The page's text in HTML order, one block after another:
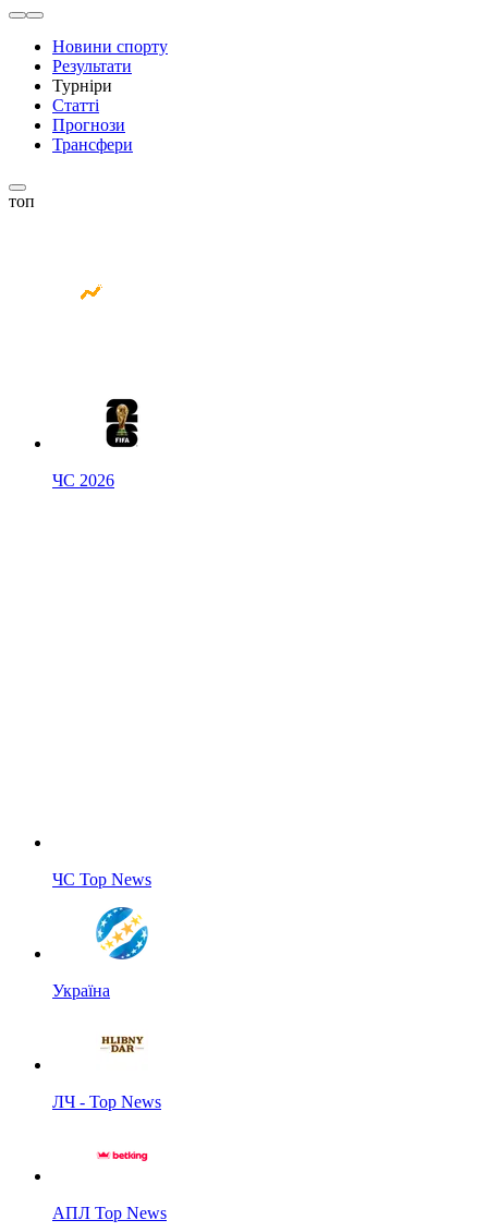
Новини спорту
Результати
Турніри
Статті
Прогнози
Трансфери
топ
ЧС 2026
ЧС Top News
Україна
ЛЧ - Top News
АПЛ Top News